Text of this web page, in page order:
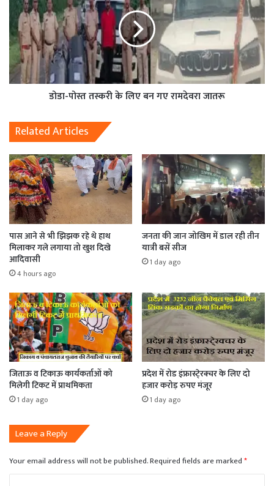
डोडा-पोस्त तस्करी के लिए बन गए रामदेवरा जातरू
Related Articles
पास आने से भी झिझक रहे थे हाथ
मिलाकर गले लगाया तो खुश दिखे
आदिवासी
4 hours ago
जनता की जान जोखिम में डाल रही तीन
यात्री बसें सीज
1 day ago
जिताऊ व टिकाऊ कार्यकर्ताओं को
मिलेगी टिकट में प्राथमिकता
1 day ago
प्रदेश में रोड इंफ्रास्टे्रक्चर के लिए दो
हजार करोड़ रुपए मंजूर
1 day ago
Leave a Reply
Your email address will not be published.Required fields are marked*